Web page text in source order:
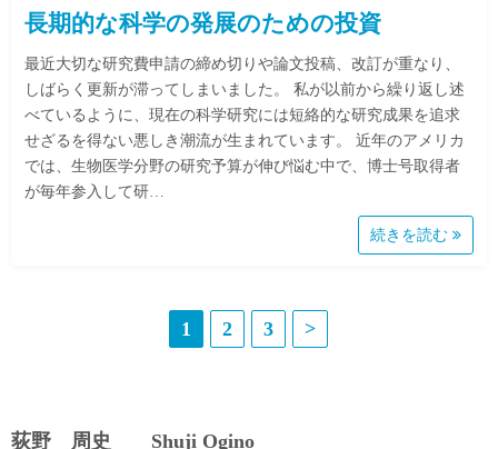
長期的な科学の発展のための投資
最近大切な研究費申請の締め切りや論文投稿、改訂が重なり、
しばらく更新が滞ってしまいました。 私が以前から繰り返し述
べているように、現在の科学研究には短絡的な研究成果を追求
せざるを得ない悪しき潮流が生まれています。 近年のアメリカ
では、生物医学分野の研究予算が伸び悩む中で、博士号取得者
が毎年参入して研…
続きを読む
1 2 3 >
荻野 周史 Shuji Ogino